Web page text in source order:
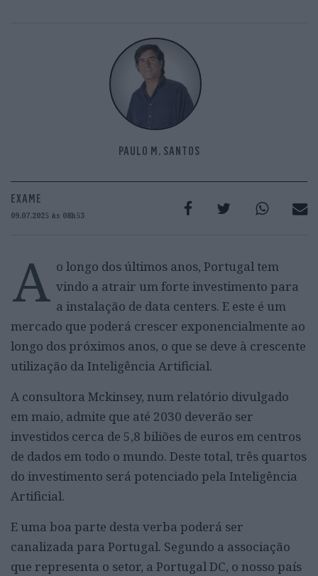
PAULO M. SANTOS
EXAME
09.07.2025 às 08h53
A o longo dos últimos anos, Portugal tem
vindo a atrair um forte investimento para
a instalação de data centers. E este é um
mercado que poderá crescer exponencialmente ao
longo dos próximos anos, o que se deve à crescente
utilização da Inteligência Artificial.
A consultora Mckinsey, num relatório divulgado
em maio, admite que até 2030 deverão ser
investidos cerca de 5,8 biliões de euros em centros
de dados em todo o mundo. Deste total, três quartos
do investimento será potenciado pela Inteligência
Artificial.
E uma boa parte desta verba poderá ser
canalizada para Portugal. Segundo a associação
que representa o setor, a Portugal DC, o nosso país